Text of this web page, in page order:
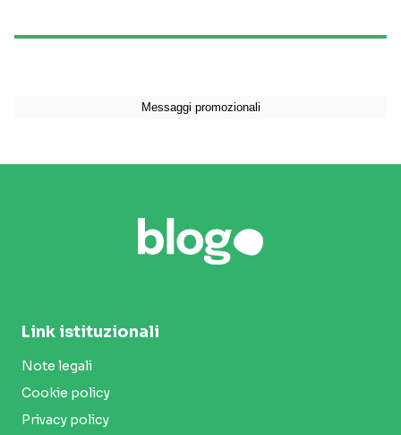
Link istituzionali
Note legali
Cookie policy
Privacy policy